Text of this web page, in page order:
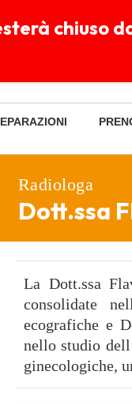
Radiologa
Dott.ssa
La Dott.ssa
consolidate
ecografiche e
nello studio
ginecologiche,
chiuso